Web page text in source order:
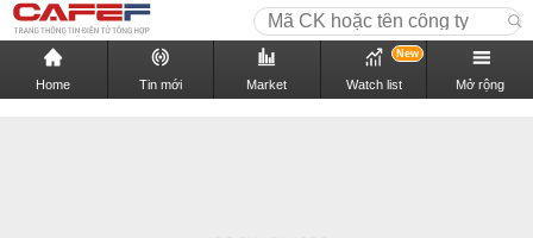
Home Tin mới Market Watch list
New
Mở rộng